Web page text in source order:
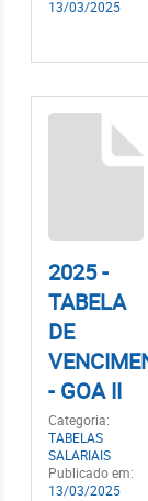
13/03/2025
2025 -
TABELA
DE
- GOA II
Categoria:
TABELAS
SALARIAIS
Publicado em:
13/03/2025